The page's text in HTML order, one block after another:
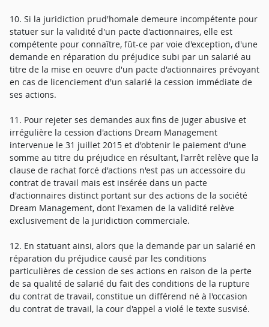
10. Si la juridiction prud'homale demeure incompétente pour
statuer sur la validité d'un pacte d'actionnaires, elle est
compétente pour connaître, fût-ce par voie d'exception, d'une
demande en réparation du préjudice subi par un salarié au
titre de la mise en oeuvre d'un pacte d'actionnaires prévoyant
en cas de licenciement d'un salarié la cession immédiate de
ses actions.
11. Pour rejeter ses demandes aux fins de juger abusive et
irrégulière la cession d'actions Dream Management
intervenue le 31 juillet 2015 et d'obtenir le paiement d'une
somme au titre du préjudice en résultant, l'arrêt relève que la
clause de rachat forcé d'actions n'est pas un accessoire du
contrat de travail mais est insérée dans un pacte
d'actionnaires distinct portant sur des actions de la société
Dream Management, dont l'examen de la validité relève
exclusivement de la juridiction commerciale.
12. En statuant ainsi, alors que la demande par un salarié en
réparation du préjudice causé par les conditions
particulières de cession de ses actions en raison de la perte
de sa qualité de salarié du fait des conditions de la rupture
du contrat de travail, constitue un différend né à l'occasion
du contrat de travail, la cour d'appel a violé le texte susvisé.